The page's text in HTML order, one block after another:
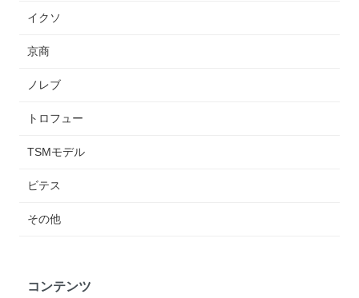
イクソ
京商
ノレブ
トロフュー
TSMモデル
ビテス
その他
コンテンツ